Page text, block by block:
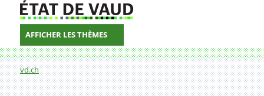
AFFICHER LES THÈMES
Fil d'Ariane
vd.ch
Formulaire de contact